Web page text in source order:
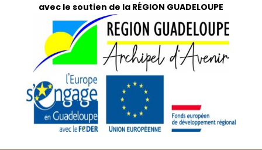
avec le soutien de la RÉGION GUADELOUPE